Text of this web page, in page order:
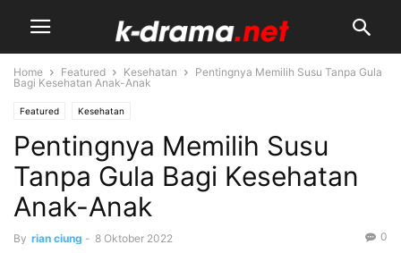
Home Featured Kesehatan
Pentingnya Memilih Susu Tanpa Gula
Bagi Kesehatan Anak-Anak
Featured Kesehatan
Pentingnya Memilih Susu
Tanpa Gula Bagi Kesehatan
Anak-Anak
By rian ciung - 8 Oktober 2022 0